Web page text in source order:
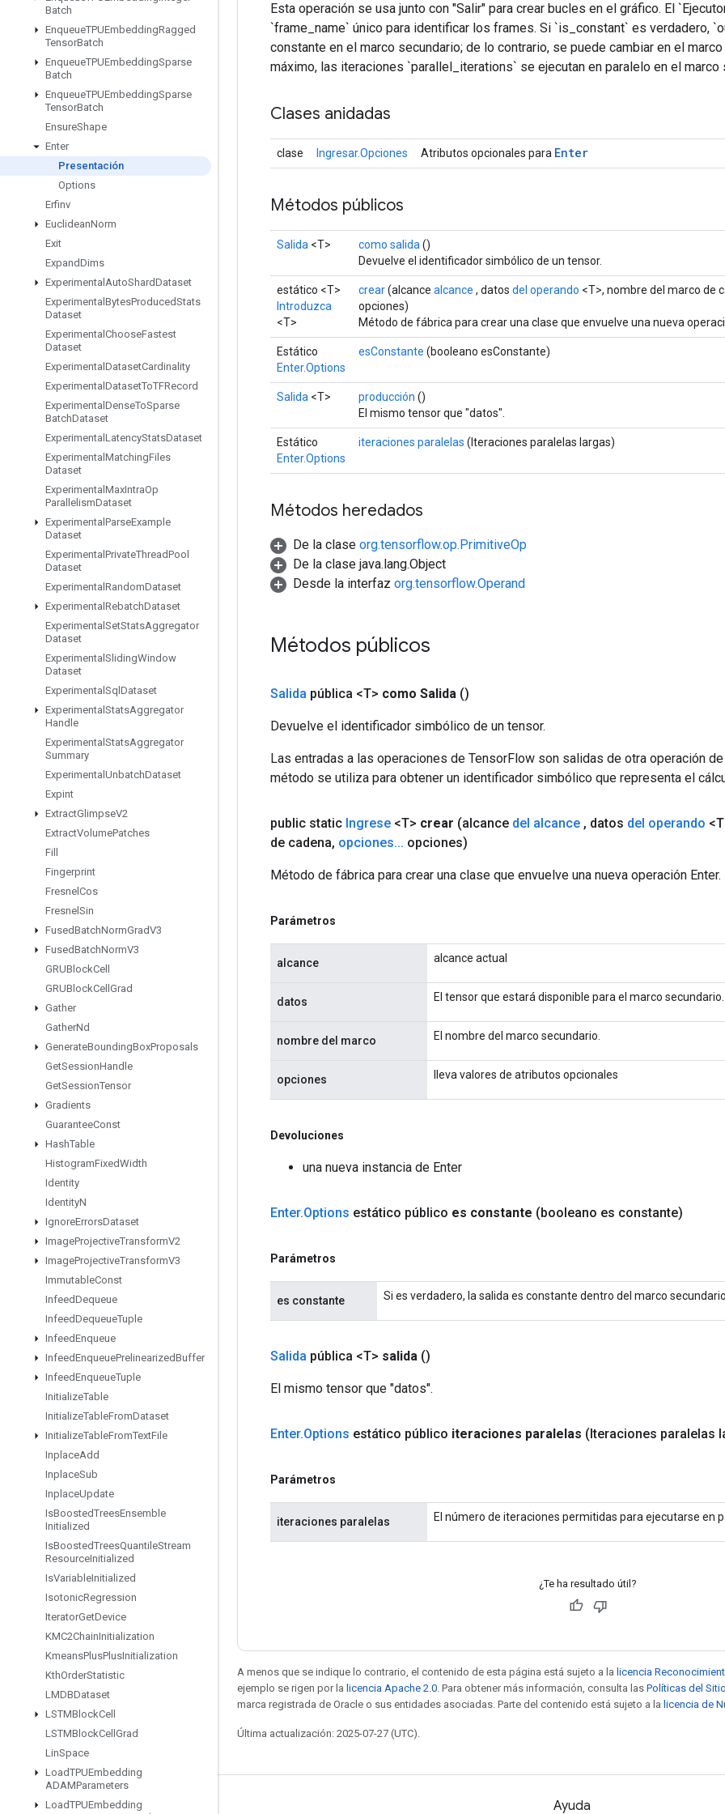
Batch
EnqueueTPUEmbeddingRagged
TensorBatch
EnqueueTPUEmbeddingSparse
Batch
EnqueueTPUEmbeddingSparse
TensorBatch
EnsureShape
Enter
Presentación
Options
Erfinv
EuclideanNorm
Exit
ExpandDims
Experimental AutoShardDataset
Experimental BytesProducedStats
Dataset
Experimental ChooseFastest
Dataset
Experimental DatasetCardinality
Experimental DatasetToTFRecord
Experimental DenseToSparse
BatchDataset
Experimental LatencyStatsDataset
Experimental MatchingFiles
Dataset
Experimental MaxIntraOp
ParallelismDataset
Experimental ParseExample
Dataset
Experimental PrivateThreadPool
Dataset
Experimental RandomDataset
Experimental RebatchDataset
Experimental SetStatsAggregator
Dataset
Experimental SlidingWindow
Dataset
Experimental Sql Dataset
Experimental StatsAggregator
Handle
Experimental StatsAggregator
Summary
Experimental UnbatchDataset
Expint
ExtractGlimpseV2
ExtractVolumePatches
Fill
Fingerprint
Fresnel Cos
Fresnel Sin
FusedBatchNormGradV3
FusedBatchNormV3
GRUBlockCell
GRUBlockCell Grad
Gather
GatherNd
GenerateBoundingBoxProposals
GetSessionHandle
GetSessionTensor
Gradients
GuaranteeConst
HashTable
HistogramFixedWidth
Identity
IdentityN
IgnoreErrorsDataset
ImageProjectiveTransformV2
ImageProjectiveTransformV3
ImmutableConst
InfeedDequeue
InfeedDequeueTuple
InfeedEnqueue
InfeedEnqueuePrelinearizedBuffer
InfeedEnqueueTuple
InitializeTable
InitializeTableFromDataset
InitializeTableFromTextFile
InplaceAdd
InplaceSub
InplaceUpdate
IsBoostedTreesEnsemble
Initialized
IsBoostedTreesQuantileStream
ResourceInitialized
IsVariableInitialized
IsotonicRegression
IteratorGetDevice
KMC2ChainInitialization
KmeansPlusPlusInitialization
KthOrderStatistic
LMDBDataset
LSTMBlockCell
LSTMBlockCell Grad
LinSpace
LoadTPUEmbedding
ADAMParameters
LoadTPUEmbedding
Esta operación se usa junto con "Salir" para crear bucles en el gráfico. El
`frame_name` único para identificar los frames. Si `is_constant` es verdadero,
constante en el marco secundario; de lo contrario, se puede cambiar en el
máximo, las iteraciones `parallel_iterations` se ejecutan en paralelo en el marco
Clases anidadas
clase Ingresar.Opciones Atributos opcionales para Enter
Métodos públicos
Salida <T> como salida ()
Devuelve el identificador simbólico de un tensor.
estático <T>
Introduzca
<T>
crear(alcance alcance , datos del operando <T>, nombre del marco de
opciones)
Método de fábrica para crear una clase que envuelve una nueva
Estático
Enter.Options
esConstante (booleano esConstante)
Salida <T> producción ()
El mismo tensor que "datos".
Estático
Enter.Options
iteraciones paralelas (Iteraciones paralelas largas)
Métodos heredados
De la clase org.tensorflow.op.PrimitiveOp
De la clase java.lang.Object
Desde la interfaz org.tensorflow.Operand
Métodos públicos
Salida pública <T> como Salida ()
Devuelve el identificador simbólico de un tensor.
Las entradas a las operaciones de TensorFlow son salidas de otra operación
método se utiliza para obtener un identificador simbólico que representa el
public static Ingrese <T> crear (alcance del alcance , datos del operando
de cadena, opciones... opciones)
Método de fábrica para crear una clase que envuelve una nueva operación Enter.
Parámetros
alcance alcance actual
datos El tensor que estará disponible para el marco secundario.
nombre del marco El nombre del marco secundario.
opciones lleva valores de atributos opcionales
Devoluciones
una nueva instancia de Enter
Enter.Options estático público es constante (booleano es constante)
Parámetros
es constante Si es verdadero, la salida es constante dentro del marco secundario.
Salida pública <T> salida ()
El mismo tensor que "datos".
Enter.Options estático público iteraciones paralelas (Iteraciones paralelas
Parámetros
iteraciones paralelas El número de iteraciones permitidas para ejecutarse en
¿Te ha resultado útil?
A menos que se indique lo contrario, el contenido de esta página está sujeto a la licencia
ejemplo se rigen por la licencia Apache 2.0 . Para obtener más información, consulta las Políticas del
marca registrada de Oracle o sus entidades asociadas. Parte del contenido está sujeto a la licencia de
Última actualización: 2025-07-27 (UTC).
Seguir conectado Ayuda